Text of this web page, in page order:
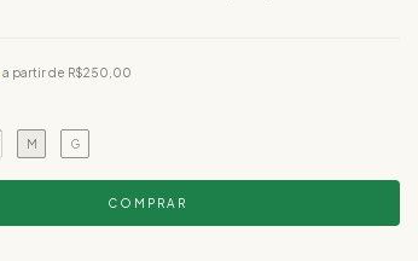
a partir de R$250,00
M G